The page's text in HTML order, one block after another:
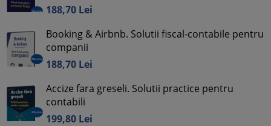
188,70 Lei
Booking & Airbnb. Solutii fiscal-contabile pentru
companii
188,70 Lei
Accize fara greseli. Solutii practice pentru
contabili
199,80 Lei